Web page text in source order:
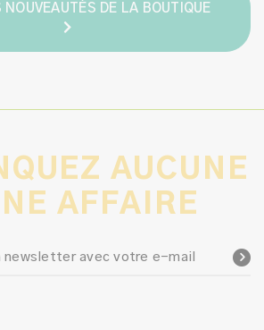
DE LA BOUTIQUE
AUCUNE
AFFAIRE
newsletter avec votre e-mail